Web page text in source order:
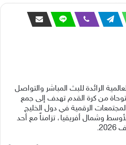
الرائدة للبث المباشر والتواصل
من كرة القدم تهدف إلى جمع
الرقمية في دول الخليج
وشمال أفريقيا، تزامناً مع أحد